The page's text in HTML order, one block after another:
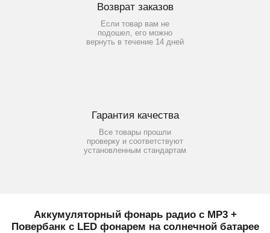
Возврат заказов
Если товар вам не
подошел, его можно
вернуть в течение 14 дней
Гарантия качества
Все товары прошли
проверку и соответствуют
установленным стандартам
Аккумуляторный фонарь радио с MP3 +
Повербанк с LED фонарем на солнечной батарее